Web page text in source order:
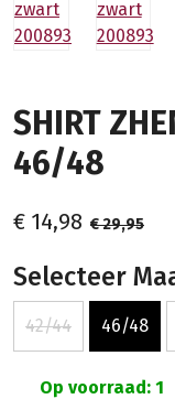
SHIRT
46/48
€ 14,98 € 29,95
Selecteer
42/44 46/48
Op voorraad: 1